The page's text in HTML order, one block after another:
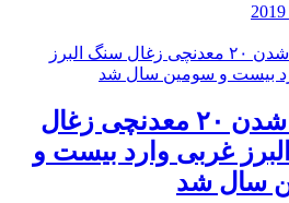
کشته شدن ۲۰ معدنچی زغال
غربی وارد بیست و
سال شد